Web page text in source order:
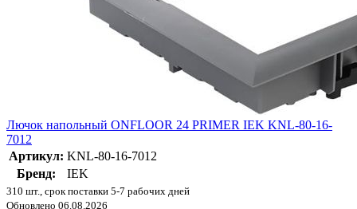
Лючок напольный ONFLOOR 24 PRIMER IEK KNL-80-16-
7012
Артикул: KNL-80-16-7012
Бренд:
IEK
310 шт., срок поставки 5-7 рабочих дней
Обновлено 06.08.2026